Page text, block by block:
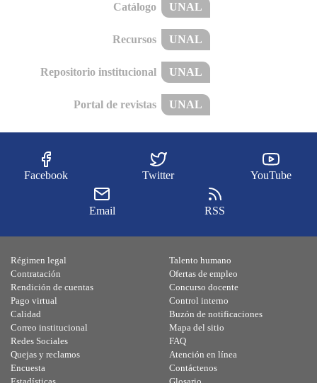
Catálogo UNAL
Recursos UNAL
Repositorio institucional UNAL
Portal de revistas UNAL
Facebook Twitter YouTube
Email RSS
Régimen legal
Contratación
Rendición de cuentas
Pago virtual
Calidad
Talento humano
Ofertas de empleo
Concurso docente
Control interno
Buzón de notificaciones
Correo institucional
Redes Sociales
Quejas y reclamos
Encuesta
Mapa del sitio
FAQ
Atención en línea
Contáctenos